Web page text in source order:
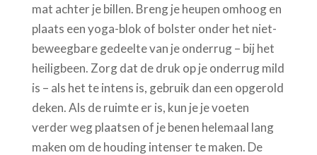
mat achter je billen. Breng je heupen omhoog en
plaats een yoga-blok of bolster onder het niet-
beweegbare gedeelte van je onderrug – bij het
heiligbeen. Zorg dat de druk op je onderrug mild
is – als het te intens is, gebruik dan een opgerold
deken. Als de ruimte er is, kun je je voeten
verder weg plaatsen of je benen helemaal lang
maken om de houding intenser te maken. De